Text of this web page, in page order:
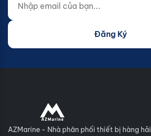
Đăng Ký
AZMarine - Nhà phân phối thiết bị hàng hải